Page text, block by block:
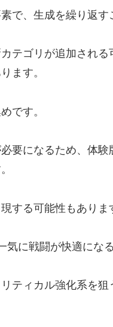
で、生成を繰り返す
テゴリが追加され
ます。
です。
要になるため、体
する可能性もありま
に戦闘が快適にな
ティカル強化系を狙